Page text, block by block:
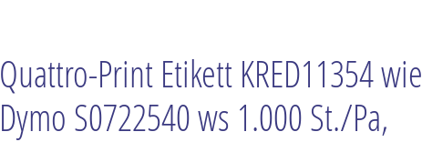
Quattro-Print Etikett KRED11354 wie
Dymo S0722540 ws 1.000 St./Pa,